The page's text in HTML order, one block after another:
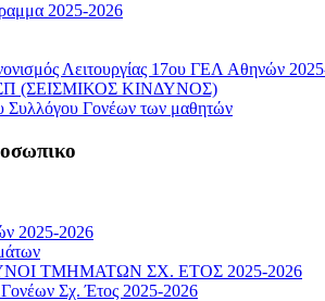
2025-2026
Λειτουργίας 17ου ΓΕΛ Αθηνών
(ΣΕΙΣΜΙΚΟΣ ΚΙΝΔΥΝΟΣ)
Συλλόγου Γονέων των μαθητών
2025-2026
ΤΜΗΜΑΤΩΝ ΣΧ. ΕΤΟΣ 2025-2026
Σχ. Έτος 2025-2026